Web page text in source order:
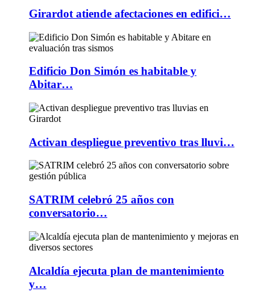
Girardot atiende afectaciones en edifici…
Edificio Don Simón es habitable y
Abitar…
Activan despliegue preventivo tras lluvi…
SATRIM celebró 25 años con
conversatorio…
Alcaldía ejecuta plan de mantenimiento
y…